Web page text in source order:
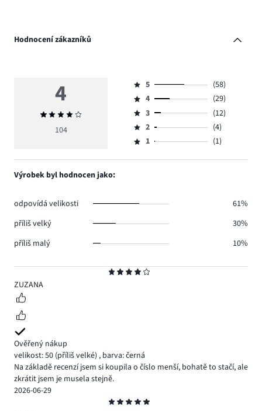
Hodnocení zákazníků
4
ZUZANA
Ověřený nákup
velikost: 50 (příliš velké) , barva: černá
Na základě recenzí jsem si koupila o číslo menší, bohatě to stačí, ale
zkrátit jsem je musela stejně.
2026-06-29
4
Průměrné
hodnocení
104
Hodnocení
5,
počet
hlasů
58.
5
(58)
Hodnocení
4,
počet
hlasů
4
(29)
Hodnocení
3,
počet
3
(12)
Hodnocení
2,
2
(4)
Hodnocení
1,
1 (1)
Výrobek byl hodnocen jako:
odpovídá velikosti
61%
příliš velký
30%
příliš malý
10%